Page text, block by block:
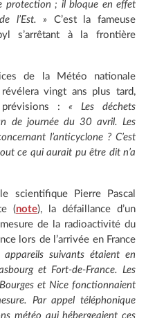
protection ; il bloque en effet
l’Est. » C’est la fameuse
s’arrêtant à la frontière
de la Météo nationale
vingt ans plus tard,
prévisions : « Les déchets
de journée du 30 avril. Les
l’anticyclone ? C’est
ce qui aurait pu être dit n’a
scientifique Pierre Pascal
(note), la défaillance d’un
de la radioactivité du
lors de l’arrivée en France
appareils suivants étaient en
et Fort-de-France. Les
et Nice fonctionnaient
Par appel téléphonique
météo qui hébergeaient ces